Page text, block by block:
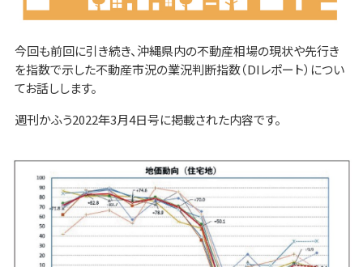
今回も前回に引き続き、沖縄県内の不動産相場の現状や先行き
を指数で示した不動産市況の業況判断指数（DIレポート）につい
てお話しします。
週刊かふう2022年3月4日号に掲載された内容です。